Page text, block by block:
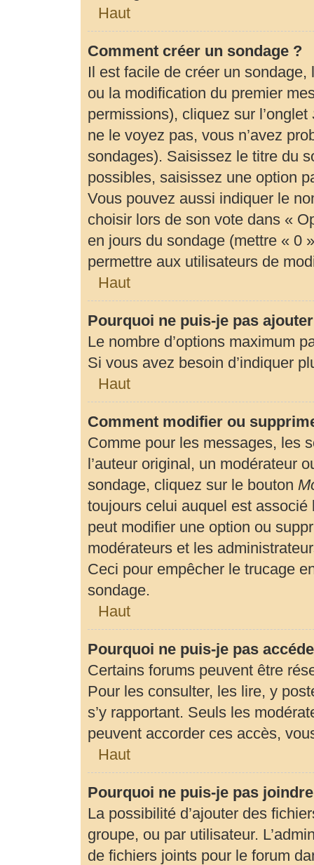
Haut
Comment créer un sondage ?
Il est facile de créer un sondage,
ou la modification du premier
permissions), cliquez sur l’onglet
ne le voyez pas, vous n’avez
sondages). Saisissez le titre du
possibles, saisissez une option
Vous pouvez aussi indiquer le
choisir lors de son vote dans «
en jours du sondage (mettre « 0
permettre aux utilisateurs de
Haut
Pourquoi ne puis-je pas
Le nombre d’options maximum
Si vous avez besoin d’indiquer
Haut
Comment modifier ou
Comme pour les messages, les
l’auteur original, un modérateur
sondage, cliquez sur le bouton
toujours celui auquel est associé
peut modifier une option ou
modérateurs et les
Ceci pour empêcher le trucage
sondage.
Haut
Pourquoi ne puis-je pas
Certains forums peuvent être
Pour les consulter, les lire, y
s’y rapportant. Seuls les
peuvent accorder ces accès,
Haut
Pourquoi ne puis-je pas
La possibilité d’ajouter des
groupe, ou par utilisateur.
de fichiers joints pour le forum